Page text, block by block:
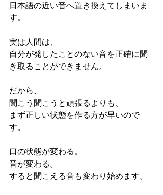
日本語の近い音へ置き換えてしまいま
す。
実は人間は、
自分が発したことのない音を正確に聞
き取ることができません。
だから、
聞こう聞こうと頑張るよりも、
まず正しい状態を作る方が早いので
す。
口の状態が変わる。
音が変わる。
すると聞こえる音も変わり始めます。